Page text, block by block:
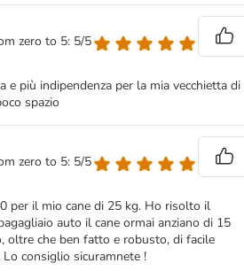
zero to 5: 5/5
e più indipendenza per la mia vecchietta di
spazio
zero to 5: 5/5
per il mio cane di 25 kg. Ho risolto il
auto il cane ormai anziano di 15
oltre che ben fatto e robusto, di facile
consiglio sicuramnete !